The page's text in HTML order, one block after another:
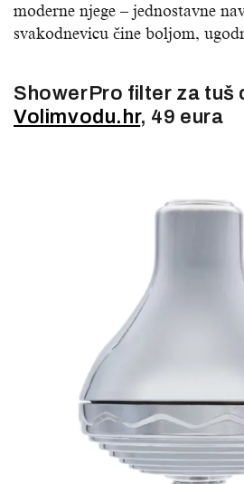
moderne njege – jednostavne
svakodnevicu čine boljom,
ShowerPro filter za tuš
Volimvodu.hr, 49 eura